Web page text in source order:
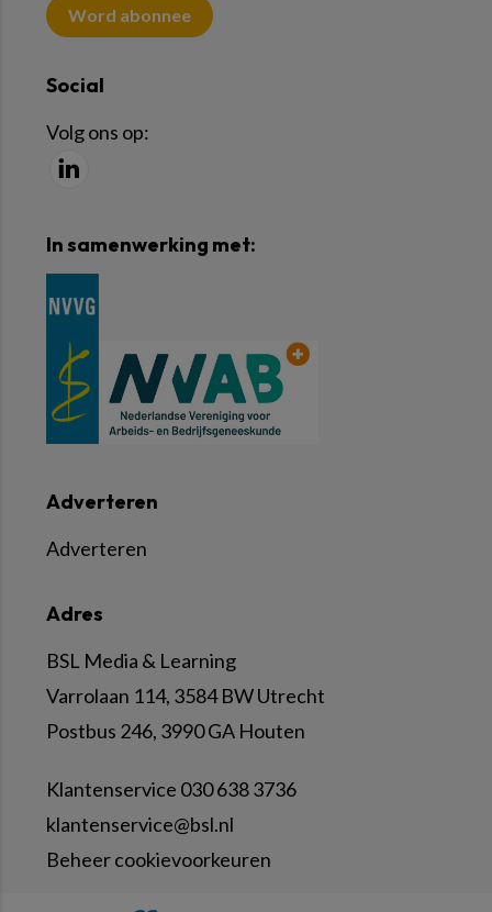
Word abonnee
Social
Volg ons op:
Adres
BSL Media & Learning
Varrolaan 114, 3584 BW Utrecht
Postbus 246, 3990 GA Houten
Klantenservice 030 638 3736
klantenservice@bsl.nl
Beheer cookievoorkeuren
Adverteren
Adverteren
In samenwerking met: